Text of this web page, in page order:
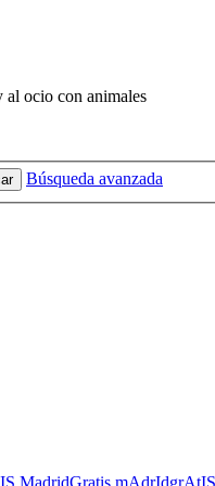
al ocio con animales
Búsqueda avanzada